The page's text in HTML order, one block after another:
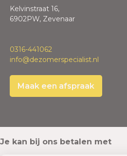
Kelvinstraat 16,
6902PW, Zevenaar
0316-441062
info@dezomerspecialist.nl
Maak een afspraak
Je kan bij ons betalen met